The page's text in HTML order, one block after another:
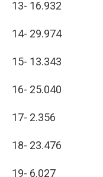
13- 16.932
14- 29.974
15- 13.343
16- 25.040
17- 2.356
18- 23.476
19- 6.027